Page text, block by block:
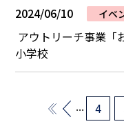
2024/06/10 イベ
アウトリーチ事業
小学校
... 4